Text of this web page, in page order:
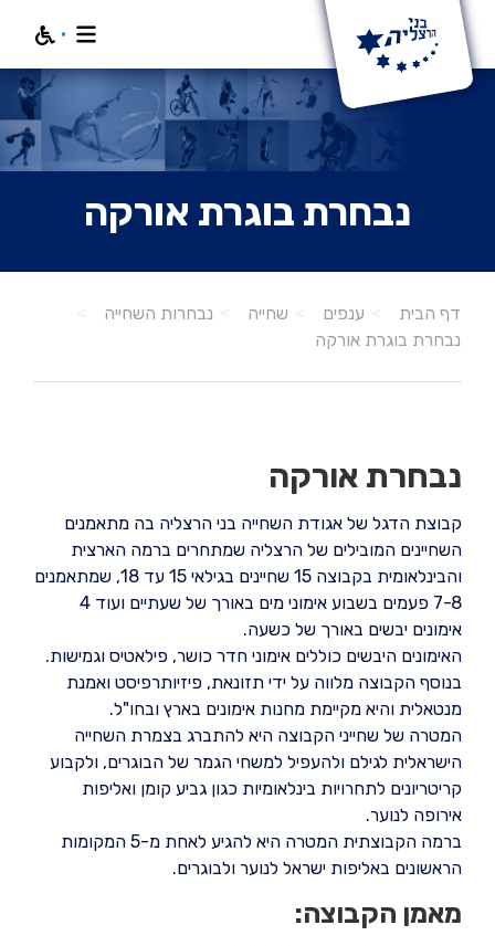
נבחרת בוגרת אורקה
דף הבית ענפים שחייה
נבחרות השחייה
נבחרת בוגרת אורקה
נבחרת אורקה
קבוצת הדגל של אגודת השחייה בני הרצליה בה מתאמנים
השחיינים המובילים של הרצליה שמתחרים ברמה הארצית
והבינלאומית בקבוצה 15 שחיינים בגילאי 15 עד 18, שמתאמנים
7-8 פעמים בשבוע אימוני מים באורך של שעתיים ועוד 4
אימונים יבשים באורך של כשעה.
האימונים היבשים כוללים אימוני חדר כושר, פילאטיס וגמישות.
בנוסף הקבוצה מלווה על ידי תזונאת, פיזיותרפיסט ואמנת
מנטאלית והיא מקיימת מחנות אימונים בארץ ובחו"ל.
המטרה של שחייני הקבוצה היא להתברג בצמרת השחייה
הישראלית לגילם ולהעפיל למשחי הגמר של הבוגרים, ולקבוע
קריטריונים לתחרויות בינלאומיות כגון גביע קומן ואליפות
אירופה לנוער.
ברמה הקבוצתית המטרה היא להגיע לאחת מ-5 המקומות
הראשונים באליפות ישראל לנוער ולבוגרים.
מאמן הקבוצה: